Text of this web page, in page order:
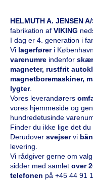
HELMUTH A. JENSEN
fabrikation af VIKING
I dag er 4. generation i
Vi lagerfører i København
varenumre indenfor
magneter, rustfrit
magnetboremaskiner,
lygter.
Vores leverandørers
vores hjemmeside og
hundredetusinde
Finder du ikke lige det
Derudover svejservi
levering.
Vi rådgiver gerne om
sidder med samlet over
telefonen på +45 44 91